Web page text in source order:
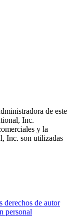
de este
Inc.
y la
Inc. son utilizadas
derechos de autor
personal